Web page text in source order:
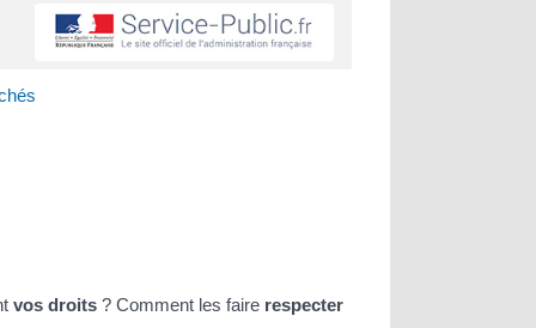
vos droits? Comment les faire respecter